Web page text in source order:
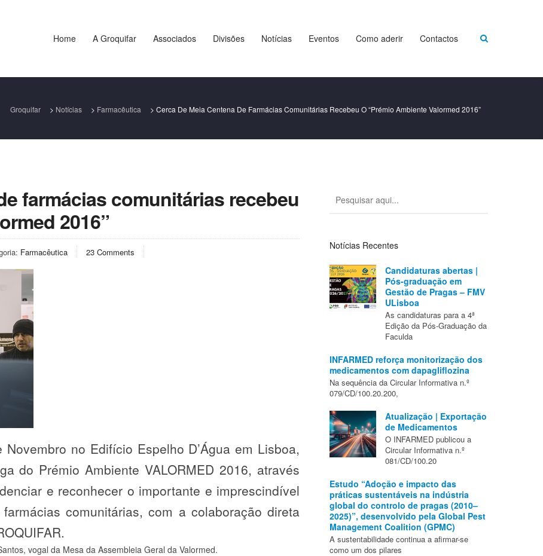
Home A Groquifar Associados Divisões Notícias Eventos Como aderir Contactos
Groquifar > Notícias > Farmacêutica > Cerca De Meia Centena De Farmácias Comunitárias Recebeu O “Prémio Ambiente Valormed 2016”
farmácias comunitárias recebeu
2016”
Farmacêutica 23 Comments
no Edifício Espelho D’Água em Lisboa,
do Prémio Ambiente VALORMED 2016, através
e reconhecer o importante e imprescindível
comunitárias, com a colaboração direta
vogal da Mesa da Assembleia Geral da Valormed.
Notícias Recentes
Candidaturas abertas |
Pós-graduação em
Gestão de Pragas – FMV
ULisboa
As candidaturas para a 4ª
Edição da Pós-Graduação da
Faculda
INFARMED reforça monitorização dos
medicamentos com dapagliflozina
Na sequência da Circular Informativa n.º
079/CD/100.20.200,
Atualização | Exportação
de Medicamentos
O INFARMED publicou a
Circular Informativa n.º
081/CD/100.20
Estudo “Adoção e impacto das
práticas sustentáveis na indústria
global do controlo de pragas (2010–
2025)”, desenvolvido pela Global Pest
Management Coalition (GPMC)
A sustentabilidade continua a afirmar-se
como um dos pilares